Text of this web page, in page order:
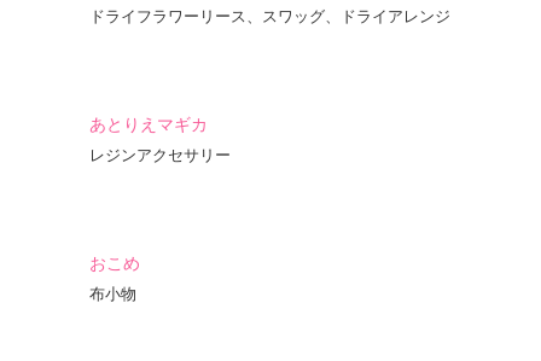
ドライフラワーリース、スワッグ、ドライアレンジ
あとりえマギカ
レジンアクセサリー
おこめ
布小物